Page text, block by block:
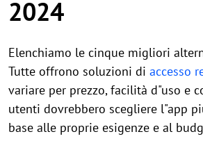
2024
Elenchiamo le cinque migliori
Tutte offrono soluzioni di accesso
variare per prezzo, facilità d"uso e
utenti dovrebbero scegliere l"app
base alle proprie esigenze e al